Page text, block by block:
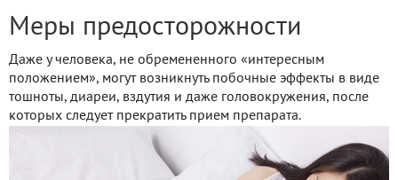
Меры предосторожности
Даже у человека, не обремененного «интересным
положением», могут возникнуть побочные эффекты в виде
тошноты, диареи, вздутия и даже головокружения, после
которых следует прекратить прием препарата.